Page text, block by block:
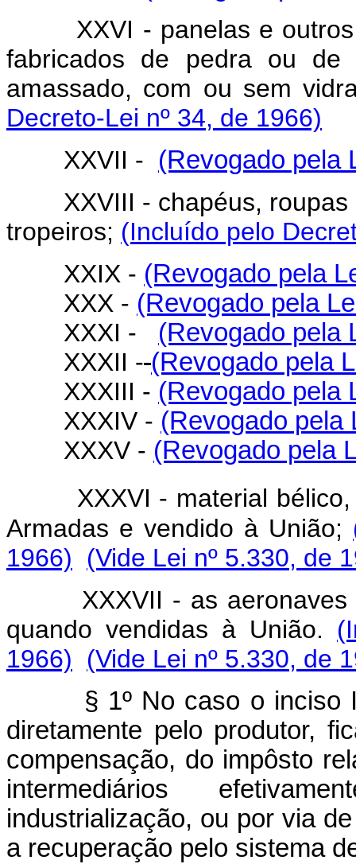
XXVI - panelas e outros
fabricados de pedra ou de
amassado, com ou sem
Decreto-Lei nº 34, de 1966)
XXVII - (Revogado pela
XXVIII - chapéus, roupas
tropeiros; (Incluído pelo
XXIX - (Revogado pela
XXX - (Revogado pela
XXXI - (Revogado pela
XXXII - (Revogado pela
XXXIII - (Revogado pela
XXXIV - (Revogado pela
XXXV - (Revogado pela
XXXVI - material bélico,
Armadas e vendido à União;
1966)
(Vide Lei nº 5.330, de
XXXVII - as aeronaves
quando vendidas à União.
1966)
(Vide Lei nº 5.330, de
§ 1º No caso o inciso I,
diretamente pelo produtor,
compensação, do impôsto
intermediários
industrialização, ou por via
a recuperação pelo sistema